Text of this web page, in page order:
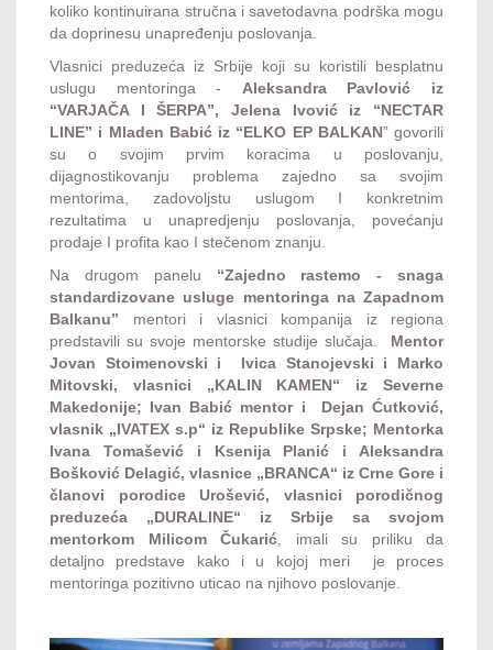
koliko kontinuirana stručna i savetodavna podrška mogu
da doprinesu unapređenju poslovanja.
Vlasnici preduzeća iz Srbije koji su koristili besplatnu
uslugu mentoringa - Aleksandra Pavlović iz
“VARJAČA I ŠERPA”, Jelena Ivović iz “NECTAR
LINE” i Mladen Babić iz “ELKO EP BALKAN” govorili
su o svojim prvim koracima u poslovanju,
dijagnostikovanju problema zajedno sa svojim
mentorima, zadovoljstu uslugom I konkretnim
rezultatima u unapredjenju poslovanja, povećanju
prodaje I profita kao I stečenom znanju.
Na drugom panelu “Zajedno rastemo - snaga
standardizovane usluge mentoringa na Zapadnom
Balkanu” mentori i vlasnici kompanija iz regiona
predstavili su svoje mentorske studije slučaja. Mentor
Jovan Stoimenovski i Ivica Stanojevski i Marko
Mitovski, vlasnici „KALIN KAMEN“ iz Severne
Makedonije; Ivan Babić mentor i Dejan Ćutković,
vlasnik „IVATEX s.p“ iz Republike Srpske; Mentorka
Ivana Tomašević i Ksenija Planić i Aleksandra
Bošković Delagić, vlasnice „BRANCA“ iz Crne Gore i
članovi porodice Urošević, vlasnici porodičnog
preduzeća „DURALINE“ iz Srbije sa svojom
mentorkom Milicom Čukarić , imali su priliku da
detaljno predstave kako i u kojoj meri je proces
mentoringa pozitivno uticao na njihovo poslovanje.